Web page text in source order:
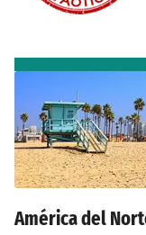
América del